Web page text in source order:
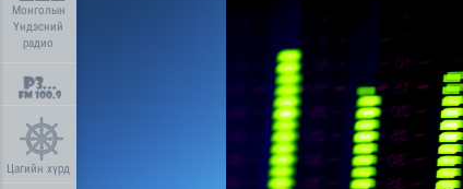
Монголын
Үндэсний
радио
Цагийн хүрд